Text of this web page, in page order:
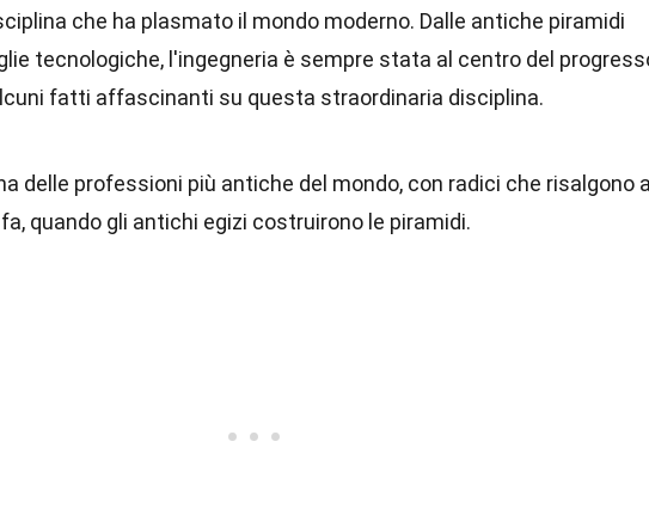
che ha plasmato il mondo moderno. Dalle antiche piramidi
tecnologiche, l'ingegneria è sempre stata al centro del
fatti affascinanti su questa straordinaria disciplina.
delle professioni più antiche del mondo, con radici che risalgono
quando gli antichi egizi costruirono le piramidi.